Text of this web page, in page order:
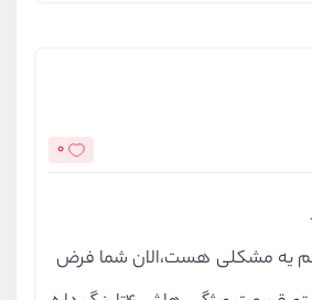
0
یه مشکلی هست،الان شما فرض